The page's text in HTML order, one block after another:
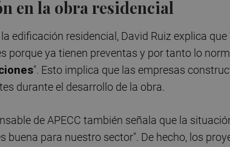
en la obra residencial
edificación residencial, David Ruiz explica que
porque ya tienen preventas y por tanto lo
". Esto implica que las empresas
durante el desarrollo de la obra.
de APECC también señala que la
buena para nuestro sector". De hecho, los